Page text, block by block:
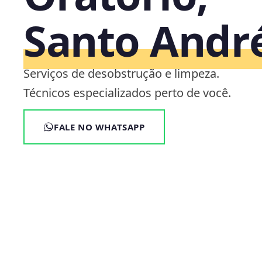
Santo
Serviços de desobstrução e limpeza.
Técnicos especializados perto de você.
FALE NO WHATSAPP